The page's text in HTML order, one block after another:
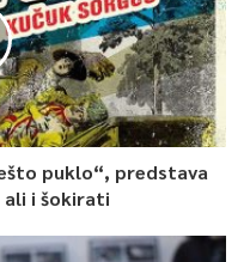
puklo“, predstava
ali i šokirati